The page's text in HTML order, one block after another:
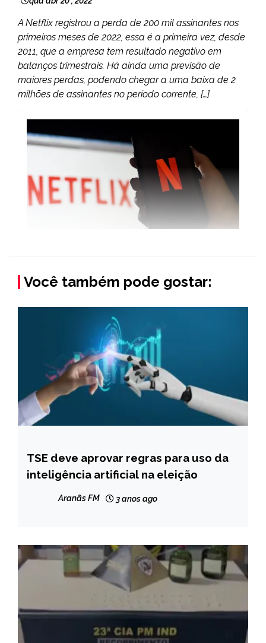
A Netflix registrou a perda de 200 mil assinantes nos
primeiros meses de 2022, essa é a primeira vez, desde
2011, que a empresa tem resultado negativo em
balanços trimestrais. Há ainda uma previsão de
maiores perdas, podendo chegar a uma baixa de 2
milhões de assinantes no período corrente, […]
Você também pode gostar:
BRASIL
NOTÍCIAS
TSE deve aprovar regras para uso da
inteligência artificial na eleição
Aranãs FM 3 anos ago